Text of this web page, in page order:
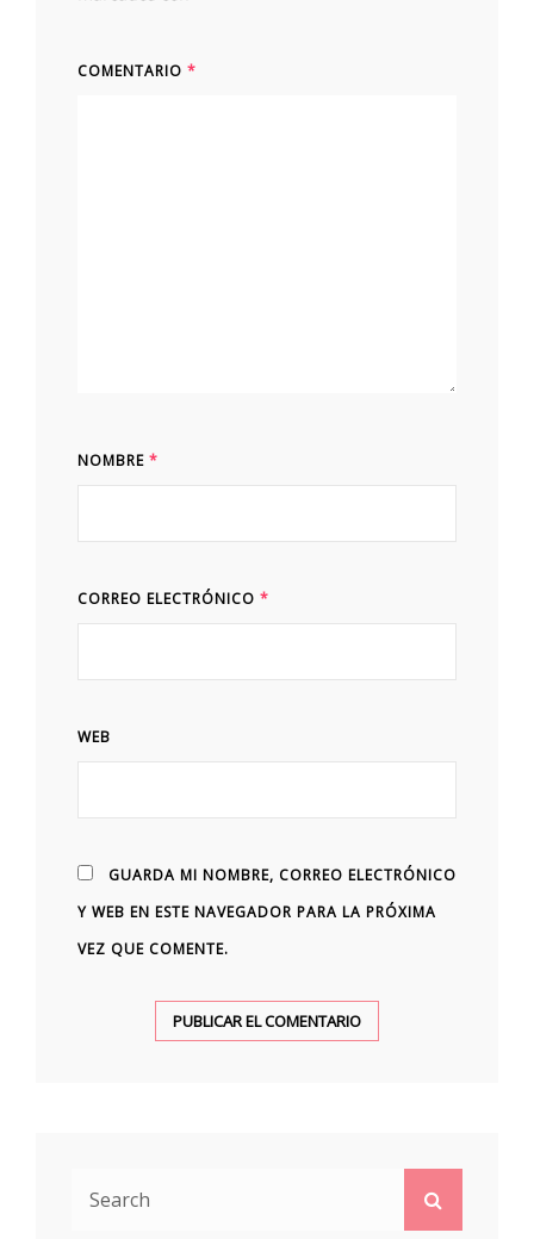
COMENTARIO *
NOMBRE *
CORREO ELECTRÓNICO *
WEB
GUARDA MI NOMBRE, CORREO ELECTRÓNICO
Y WEB EN ESTE NAVEGADOR PARA LA PRÓXIMA
VEZ QUE COMENTE.